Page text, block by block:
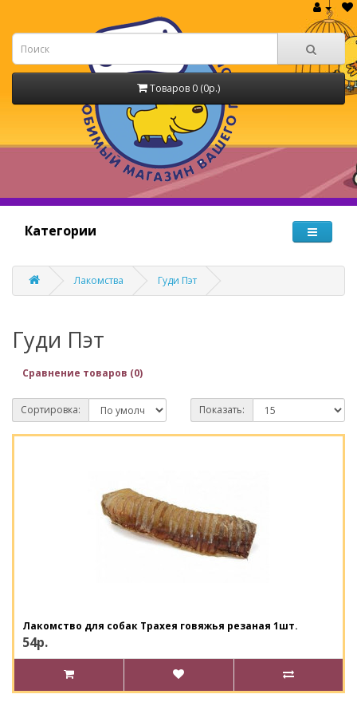
Товаров 0 (0р.)
Категории
Лакомства Гуди Пэт
Гуди Пэт
Сравнение товаров (0)
Сортировка: Показать:
Лакомство для собак Трахея говяжья резаная 1шт.
54р.